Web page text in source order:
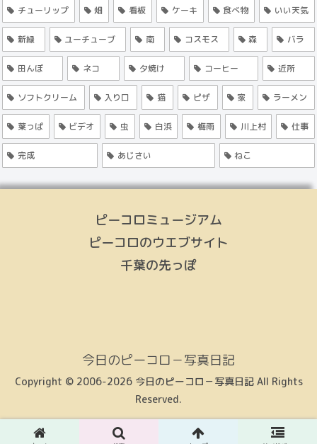
チューリップ 畑 看板 ケーキ 食べ物 いい天気
新緑 ユーチューブ 南 コスモス 森 バラ
田んぼ ネコ 夕焼け コーヒー 近所
ソフトクリーム 入り口 猫 ピザ 家 ラーメン
葉っぱ ビデオ 虫 白浜 梅雨 川上村 仕事
完成 あじさい ねこ
ピーコロミュージアム
ピーコロのウエブサイト
千葉の先っぽ
今日のピーコロ－写真日記
Copyright © 2006-2026 今日のピーコロ－写真日記 All Rights
Reserved.